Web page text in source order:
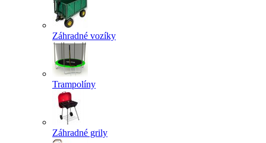
Záhradné vozíky
Trampolíny
Záhradné grily